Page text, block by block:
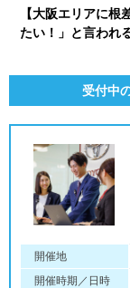
【大阪エリアに
たい！」と言われ
受付中
開催地
開催時期／日時